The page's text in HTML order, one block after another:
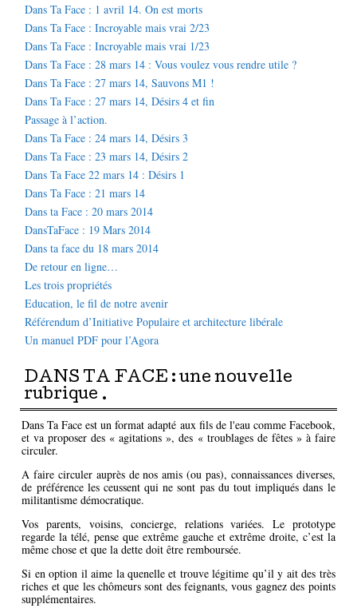
Dans Ta Face : 1 avril 14. On est morts
Dans Ta Face : Incroyable mais vrai 2/23
Dans Ta Face : Incroyable mais vrai 1/23
Dans Ta Face : 28 mars 14 : Vous voulez vous rendre utile ?
Dans Ta Face : 27 mars 14, Sauvons M1 !
Dans Ta Face : 27 mars 14, Désirs 4 et fin
Passage à l’action.
Dans Ta Face : 24 mars 14, Désirs 3
Dans Ta Face : 23 mars 14, Désirs 2
Dans Ta Face 22 mars 14 : Désirs 1
Dans Ta Face : 21 mars 14
Dans ta Face : 20 mars 2014
DansTaFace : 19 Mars 2014
Dans ta face du 18 mars 2014
De retour en ligne…
Les trois propriétés
Education, le fil de notre avenir
Référendum d’Initiative Populaire et architecture libérale
Un manuel PDF pour l’Agora
DANS TA FACE : une nouvelle
rubrique .
Dans Ta Face est un format adapté aux fils de l'eau comme Facebook,
et va proposer des « agitations », des « troublages de fêtes » à faire
circuler.
A faire circuler auprès de nos amis (ou pas), connaissances diverses,
de préférence les ceussent qui ne sont pas du tout impliqués dans le
militantisme démocratique.
Vos parents, voisins, concierge, relations variées. Le prototype
regarde la télé, pense que extrême gauche et extrême droite, c’est la
même chose et que la dette doit être remboursée.
Si en option il aime la quenelle et trouve légitime qu’il y ait des très
riches et que les chômeurs sont des feignants, vous gagnez des points
supplémentaires.